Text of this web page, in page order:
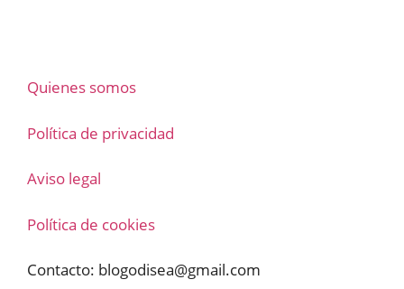
Quienes somos
Política de privacidad
Aviso legal
Política de cookies
Contacto: blogodisea@gmail.com